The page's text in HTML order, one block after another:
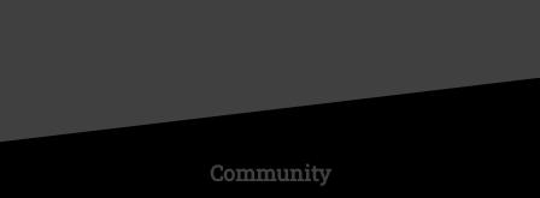
Community